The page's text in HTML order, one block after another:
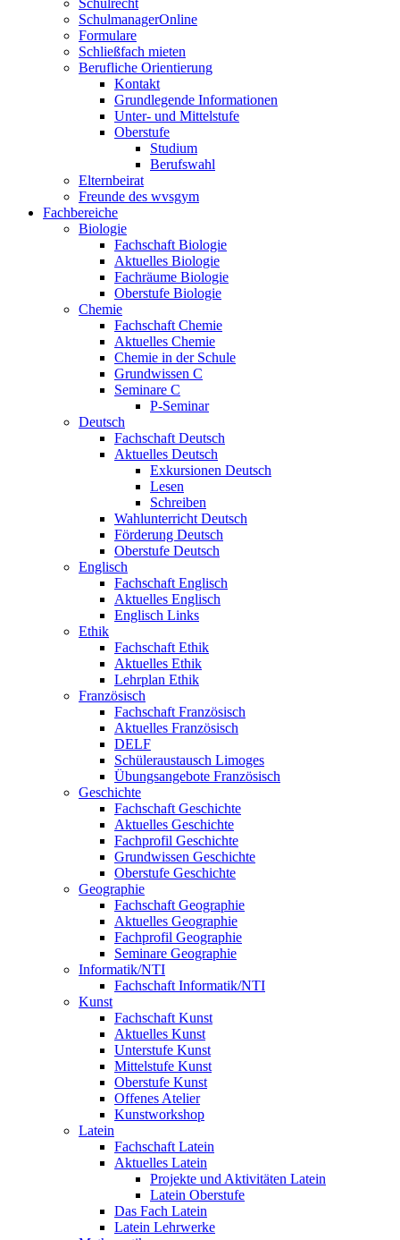
Schulrecht
SchulmanagerOnline
Formulare
Schließfach mieten
Berufliche Orientierung
Kontakt
Grundlegende Informationen
Unter- und Mittelstufe
Oberstufe
Studium
Berufswahl
Elternbeirat
Freunde des wvsgym
Fachbereiche
Biologie
Fachschaft Biologie
Aktuelles Biologie
Fachräume Biologie
Oberstufe Biologie
Chemie
Fachschaft Chemie
Aktuelles Chemie
Chemie in der Schule
Grundwissen C
Seminare C
P-Seminar
Deutsch
Fachschaft Deutsch
Aktuelles Deutsch
Exkursionen Deutsch
Lesen
Schreiben
Wahlunterricht Deutsch
Förderung Deutsch
Oberstufe Deutsch
Englisch
Fachschaft Englisch
Aktuelles Englisch
Englisch Links
Ethik
Fachschaft Ethik
Aktuelles Ethik
Lehrplan Ethik
Französisch
Fachschaft Französisch
Aktuelles Französisch
DELF
Schüleraustausch Limoges
Übungsangebote Französisch
Geschichte
Fachschaft Geschichte
Aktuelles Geschichte
Fachprofil Geschichte
Grundwissen Geschichte
Oberstufe Geschichte
Geographie
Fachschaft Geographie
Aktuelles Geographie
Fachprofil Geographie
Seminare Geographie
Informatik/NTI
Fachschaft Informatik/NTI
Kunst
Fachschaft Kunst
Aktuelles Kunst
Unterstufe Kunst
Mittelstufe Kunst
Oberstufe Kunst
Offenes Atelier
Kunstworkshop
Latein
Fachschaft Latein
Aktuelles Latein
Projekte und Aktivitäten Latein
Latein Oberstufe
Das Fach Latein
Latein Lehrwerke